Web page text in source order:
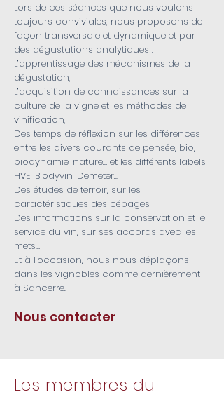
Lors de ces séances que nous voulons
toujours conviviales, nous proposons de
façon transversale et dynamique et par
des dégustations analytiques :
L’apprentissage des mécanismes de la
dégustation,
L’acquisition de connaissances sur la
culture de la vigne et les méthodes de
vinification,
Des temps de réflexion sur les différences
entre les divers courants de pensée, bio,
biodynamie, nature… et les différents labels
HVE, Biodyvin, Demeter…
Des études de terroir, sur les
caractéristiques des cépages,
Des informations sur la conservation et le
service du vin, sur ses accords avec les
mets…
Et à l’occasion, nous nous déplaçons
dans les vignobles comme dernièrement
à Sancerre.
Nous contacter
Les membres du